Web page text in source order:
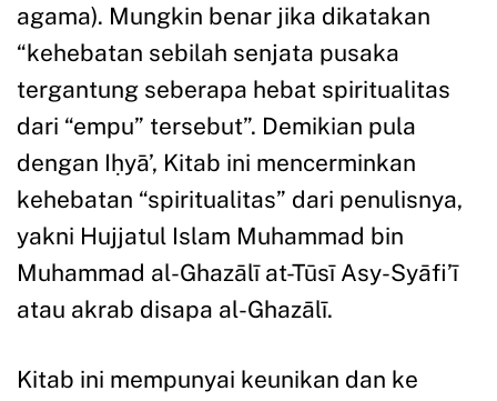
agama). Mungkin benar jika dikatakan
“kehebatan sebilah senjata pusaka
tergantung seberapa hebat spiritualitas
dari “empu” tersebut”. Demikian pula
dengan Iḥyā’, Kitab ini mencerminkan
kehebatan “spiritualitas” dari penulisnya,
yakni Hujjatul Islam Muhammad bin
Muhammad al-Ghazālī at-Tūsī Asy-Syāfi’ī
atau akrab disapa al-Ghazālī.
Kitab ini mempunyai keunikan dan ke